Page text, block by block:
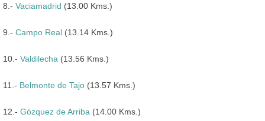
8.- Vaciamadrid (13.00 Kms.)
9.- Campo Real (13.14 Kms.)
10.- Valdilecha (13.56 Kms.)
11.- Belmonte de Tajo (13.57 Kms.)
12.- Gózquez de Arriba (14.00 Kms.)